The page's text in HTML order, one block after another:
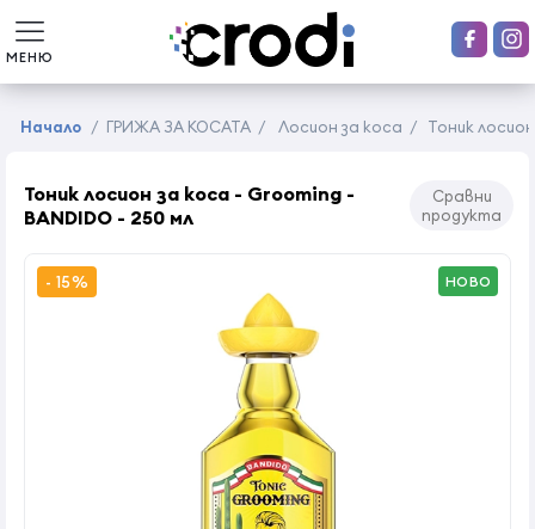
МЕНЮ
Начало / ГРИЖА ЗА КОСАТА / Лосион за коса / Тоник
Тоник лосион за коса - Grooming -
BANDIDO - 250 мл
Сравни
продукта
- 15% НОВО